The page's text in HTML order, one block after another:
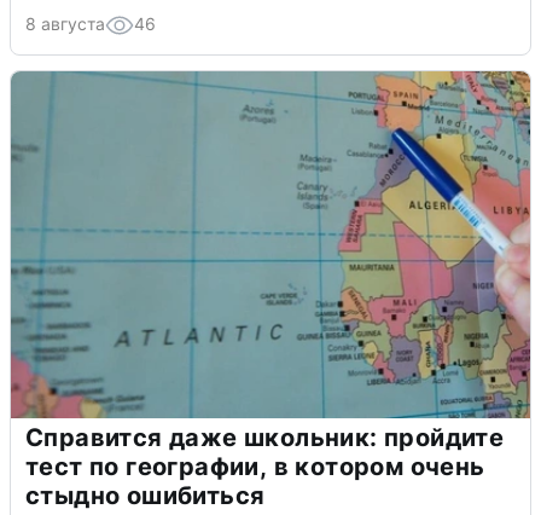
8 августа 46
Справится даже школьник: пройдите
тест по географии, в котором очень
стыдно ошибиться